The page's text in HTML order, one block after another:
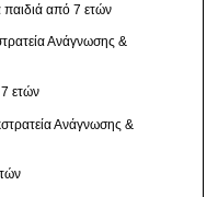
από 7 ετών
Ανάγνωσης &
ετών
Ανάγνωσης &